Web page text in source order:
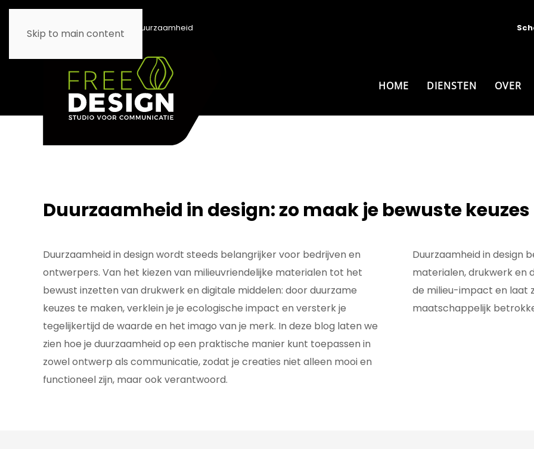
Skip to main content
Home Blog Duurzaamheid
HOME DIENSTEN OVER
Duurzaamheid in design: zo maak je bewuste keuzes
Duurzaamheid in design wordt steeds belangrijker voor bedrijven en
ontwerpers. Van het kiezen van milieuvriendelijke materialen tot het
bewust inzetten van drukwerk en digitale middelen: door duurzame
keuzes te maken, verklein je je ecologische impact en versterk je
tegelijkertijd de waarde en het imago van je merk. In deze blog laten we
zien hoe je duurzaamheid op een praktische manier kunt toepassen in
zowel ontwerp als communicatie, zodat je creaties niet alleen mooi en
functioneel zijn, maar ook verantwoord.
Duurzaamheid in design
materialen, drukwerk en
de milieu-impact en laat
maatschappelijk